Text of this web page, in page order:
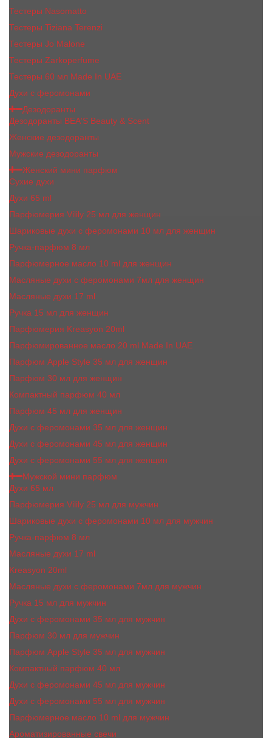
Тестеры Nasomatto
Тестеры Tiziana Terenzi
Тестеры Jо Malоnе
Тестеры Zarkoperfume
Тестеры 60 мл Made In UAE
Духи с феромонами
Дезодоранты
Дезодоранты BEA'S Beauty & Scent
Женские дезодоранты
Мужские дезодоранты
Женский мини парфюм
Сухие духи
Духи 65 ml
Парфюмерия Vilily 25 мл для женщин
Шариковые духи с феромонами 10 мл для женщин
Ручка-парфюм 8 мл
Парфюмерное масло 10 ml для женщин
Масляные духи c феромонами 7мл для женщин
Масляные духи 17 ml
Ручка 15 мл для женщин
Парфюмерия Kreasyon 20ml
Парфюмированное масло 20 ml Made In UAE
Парфюм Apple Style 35 мл для женщин
Парфюм 30 мл для женщин
Компактный парфюм 40 мл
Парфюм 45 мл для женщин
Духи с феромонами 35 мл для женщин
Духи с феромонами 45 мл для женщин
Духи с феромонами 55 мл для женщин
Мужской мини парфюм
Духи 65 мл
Парфюмерия Vilily 25 мл для мужчин
Шариковые духи с феромонами 10 мл для мужчин
Ручка-парфюм 8 мл
Масляные духи 17 ml
Kreasyon 20ml
Масляные духи c феромонами 7мл для мужчин
Ручка 15 мл для мужчин
Духи с феромонами 35 мл для мужчин
Парфюм 30 мл для мужчин
Парфюм Apple Style 35 мл для мужчин
Компактный парфюм 40 мл
Духи с феромонами 45 мл для мужчин
Духи с феромонами 55 мл для мужчин
Парфюмерное масло 10 ml для мужчин
Ароматизированные свечи